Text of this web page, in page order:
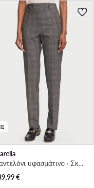
Παντελόνι υφασμάτινο · Σκούρο γκρι · Regular Fit
€